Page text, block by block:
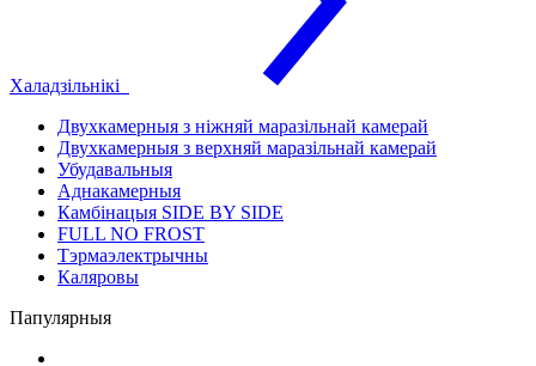
Халадзільнікі
Двухкамерныя з ніжняй маразільнай камерай
Двухкамерныя з верхняй маразільнай камерай
Убудавальныя
Аднакамерныя
Камбінацыя SIDE BY SIDE
FULL NO FROST
Тэрмаэлектрычны
Каляровы
Папулярныя